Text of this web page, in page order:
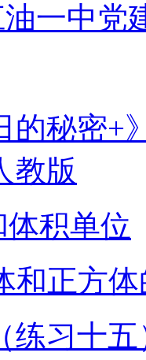
一中党
的秘密+
教版
积单位
和正方
练习十五